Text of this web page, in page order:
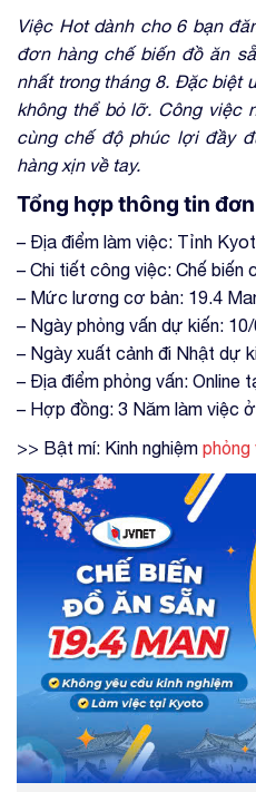
Việc Hot dành cho 6 bạn
đơn hàng chế biến đồ ăn
nhất trong tháng 8. Đặc biệt
không thể bỏ lỡ. Công việc
cùng chế độ phúc lợi đầy
hàng xịn về tay.
Tổng hợp thông tin đơn
– Địa điểm làm việc: Tỉnh
– Chi tiết công việc: Chế biến
– Mức lương cơ bản: 19.4
– Ngày phỏng vấn dự kiến:
– Ngày xuất cảnh đi Nhật dự
– Địa điểm phỏng vấn: Online
– Hợp đồng: 3 Năm làm việc
>> Bật mí: Kinh nghiệm phỏng